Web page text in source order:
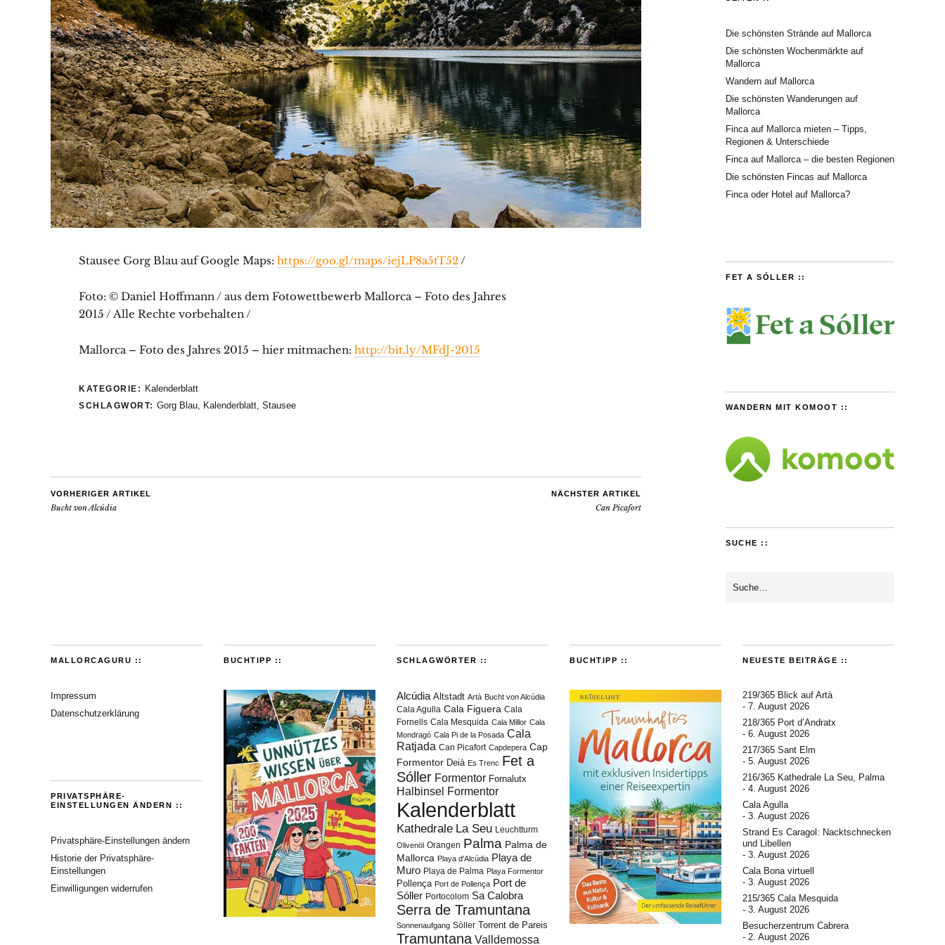
Stausee Gorg Blau auf Google Maps: https://goo.gl/maps/iejLP8a5tT52/
Foto: © Daniel Hoffmann / aus dem Fotowettbewerb Mallorca – Foto des Jahres
2015 / Alle Rechte vorbehalten /
Mallorca – Foto des Jahres 2015 – hier mitmachen: http://bit.ly/MFdJ-2015
KATEGORIE: Kalenderblatt
SCHLAGWORT: Gorg Blau, Kalenderblatt, Stausee
VORHERIGER ARTIKEL
Bucht von Alcúdia
NÄCHSTER ARTIKEL
Can Picafort
Die schönsten Strände auf Mallorca
Die schönsten Wochenmärkte auf
Mallorca
Wandern auf Mallorca
Die schönsten Wanderungen auf
Mallorca
Finca auf Mallorca mieten – Tipps,
Regionen & Unterschiede
Finca auf Mallorca – die besten Regionen
Die schönsten Fincas auf Mallorca
Finca oder Hotel auf Mallorca?
FET A SÓLLER ::
WANDERN MIT KOMOOT ::
SUCHE ::
MALLORCAGURU ::
Impressum
Datenschutzerklärung
PRIVATSPHÄRE-
EINSTELLUNGEN ÄNDERN ::
Privatsphäre-Einstellungen ändern
Historie der Privatsphäre-
Einstellungen
Einwilligungen widerrufen
BUCHTIPP :: SCHLAGWÖRTER ::
Alcúdia Altstadt Artà Bucht von Alcúdia
Cala Agulla Cala Figuera Cala
Fornells Cala Mesquida Cala Millor Cala
Mondragó Cala Pi de la Posada Cala
Ratjada Can Picafort Capdepera Cap
Formentor Deià Es Trenc Fet a
Sóller Formentor Fornalutx
Halbinsel Formentor
Kalenderblatt
Kathedrale La Seu Leuchtturm
Olivenöl Orangen Palma Palma de
Mallorca Playa d'Alcúdia Playa de
Muro Playa de Palma Playa Formentor
Pollença Port de Pollença Port de
Sóller Portocolom Sa Calobra
Serra de Tramuntana
Sonnenaufgang Sòller Torrent de Pareis
Tramuntana Valldemossa
BUCHTIPP :: NEUESTE BEITRÄGE ::
219/365 Blick auf Artà
7. August 2026
218/365 Port d’Andratx
6. August 2026
217/365 Sant Elm
5. August 2026
216/365 Kathedrale La Seu, Palma
4. August 2026
Cala Agulla
3. August 2026
Strand Es Caragol: Nacktschnecken
und Libellen
3. August 2026
Cala Bona virtuell
3. August 2026
215/365 Cala Mesquida
3. August 2026
Besucherzentrum Cabrera
2. August 2026